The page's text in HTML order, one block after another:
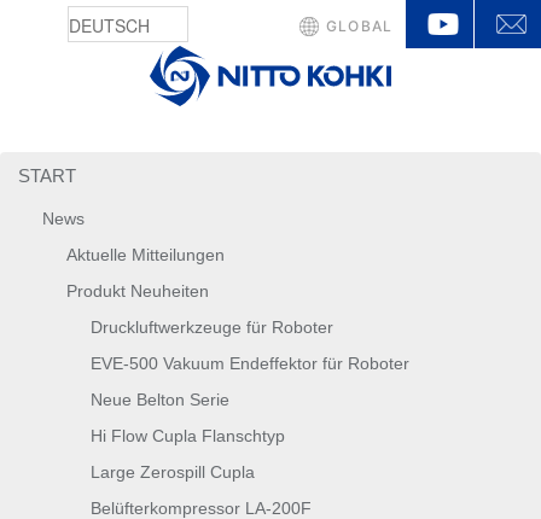
START
News
Aktuelle Mitteilungen
Produkt Neuheiten
Druckluftwerkzeuge für Roboter
EVE-500 Vakuum Endeffektor für Roboter
Neue Belton Serie
Hi Flow Cupla Flanschtyp
Large Zerospill Cupla
Belüfterkompressor LA-200F
GLOBAL